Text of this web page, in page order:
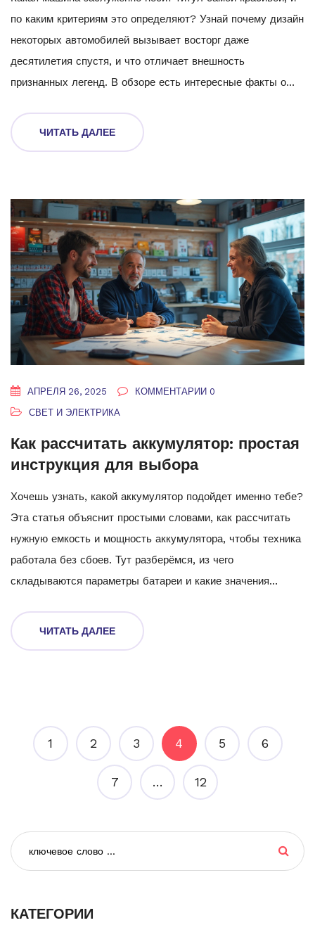
по каким критериям это определяют? Узнай почему дизайн
некоторых автомобилей вызывает восторг даже
десятилетия спустя, и что отличает внешность
признанных легенд. В обзоре есть интересные факты о
что смотреть при тюнинге собственного железного коня,
чтобы выделиться и не переборщить. Поговорим и о
ЧИТАТЬ ДАЛЕЕ
АПРЕЛЯ 26, 2025
КОММЕНТАРИИ 0
СВЕТ И ЭЛЕКТРИКА
Как рассчитать аккумулятор: простая
инструкция для выбора
Хочешь узнать, какой аккумулятор подойдет именно тебе?
Эта статья объяснит простыми словами, как рассчитать
нужную емкость и мощность аккумулятора, чтобы техника
работала без сбоев. Тут разберёмся, из чего
складываются параметры батареи и какие значения
советы, как не ошибиться при покупке. Будет полезно как
новичкам, так и тем, кто хочет понять детали.
ЧИТАТЬ ДАЛЕЕ
1 2 3 4 5 6
7 … 12
КАТЕГОРИИ